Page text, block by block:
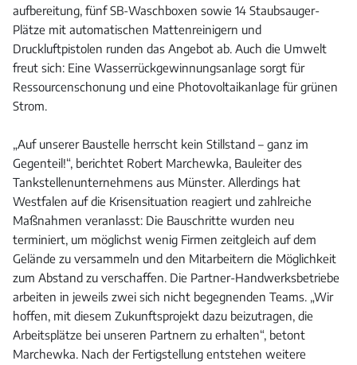
aufbereitung, fünf SB-Waschboxen sowie 14 Staubsauger-
Plätze mit automatischen Mattenreinigern und
Druckluftpistolen runden das Angebot ab. Auch die Umwelt
freut sich: Eine Wasserrückgewinnungsanlage sorgt für
Ressourcenschonung und eine Photovoltaikanlage für grünen
Strom.
„Auf unserer Baustelle herrscht kein Stillstand – ganz im
Gegenteil!“, berichtet Robert Marchewka, Bauleiter des
Tankstellenunternehmens aus Münster. Allerdings hat
Westfalen auf die Krisensituation reagiert und zahlreiche
Maßnahmen veranlasst: Die Bauschritte wurden neu
terminiert, um möglichst wenig Firmen zeitgleich auf dem
Gelände zu versammeln und den Mitarbeitern die Möglichkeit
zum Abstand zu verschaffen. Die Partner-Handwerksbetriebe
arbeiten in jeweils zwei sich nicht begegnenden Teams. „Wir
hoffen, mit diesem Zukunftsprojekt dazu beizutragen, die
Arbeitsplätze bei unseren Partnern zu erhalten“, betont
Marchewka. Nach der Fertigstellung entstehen weitere